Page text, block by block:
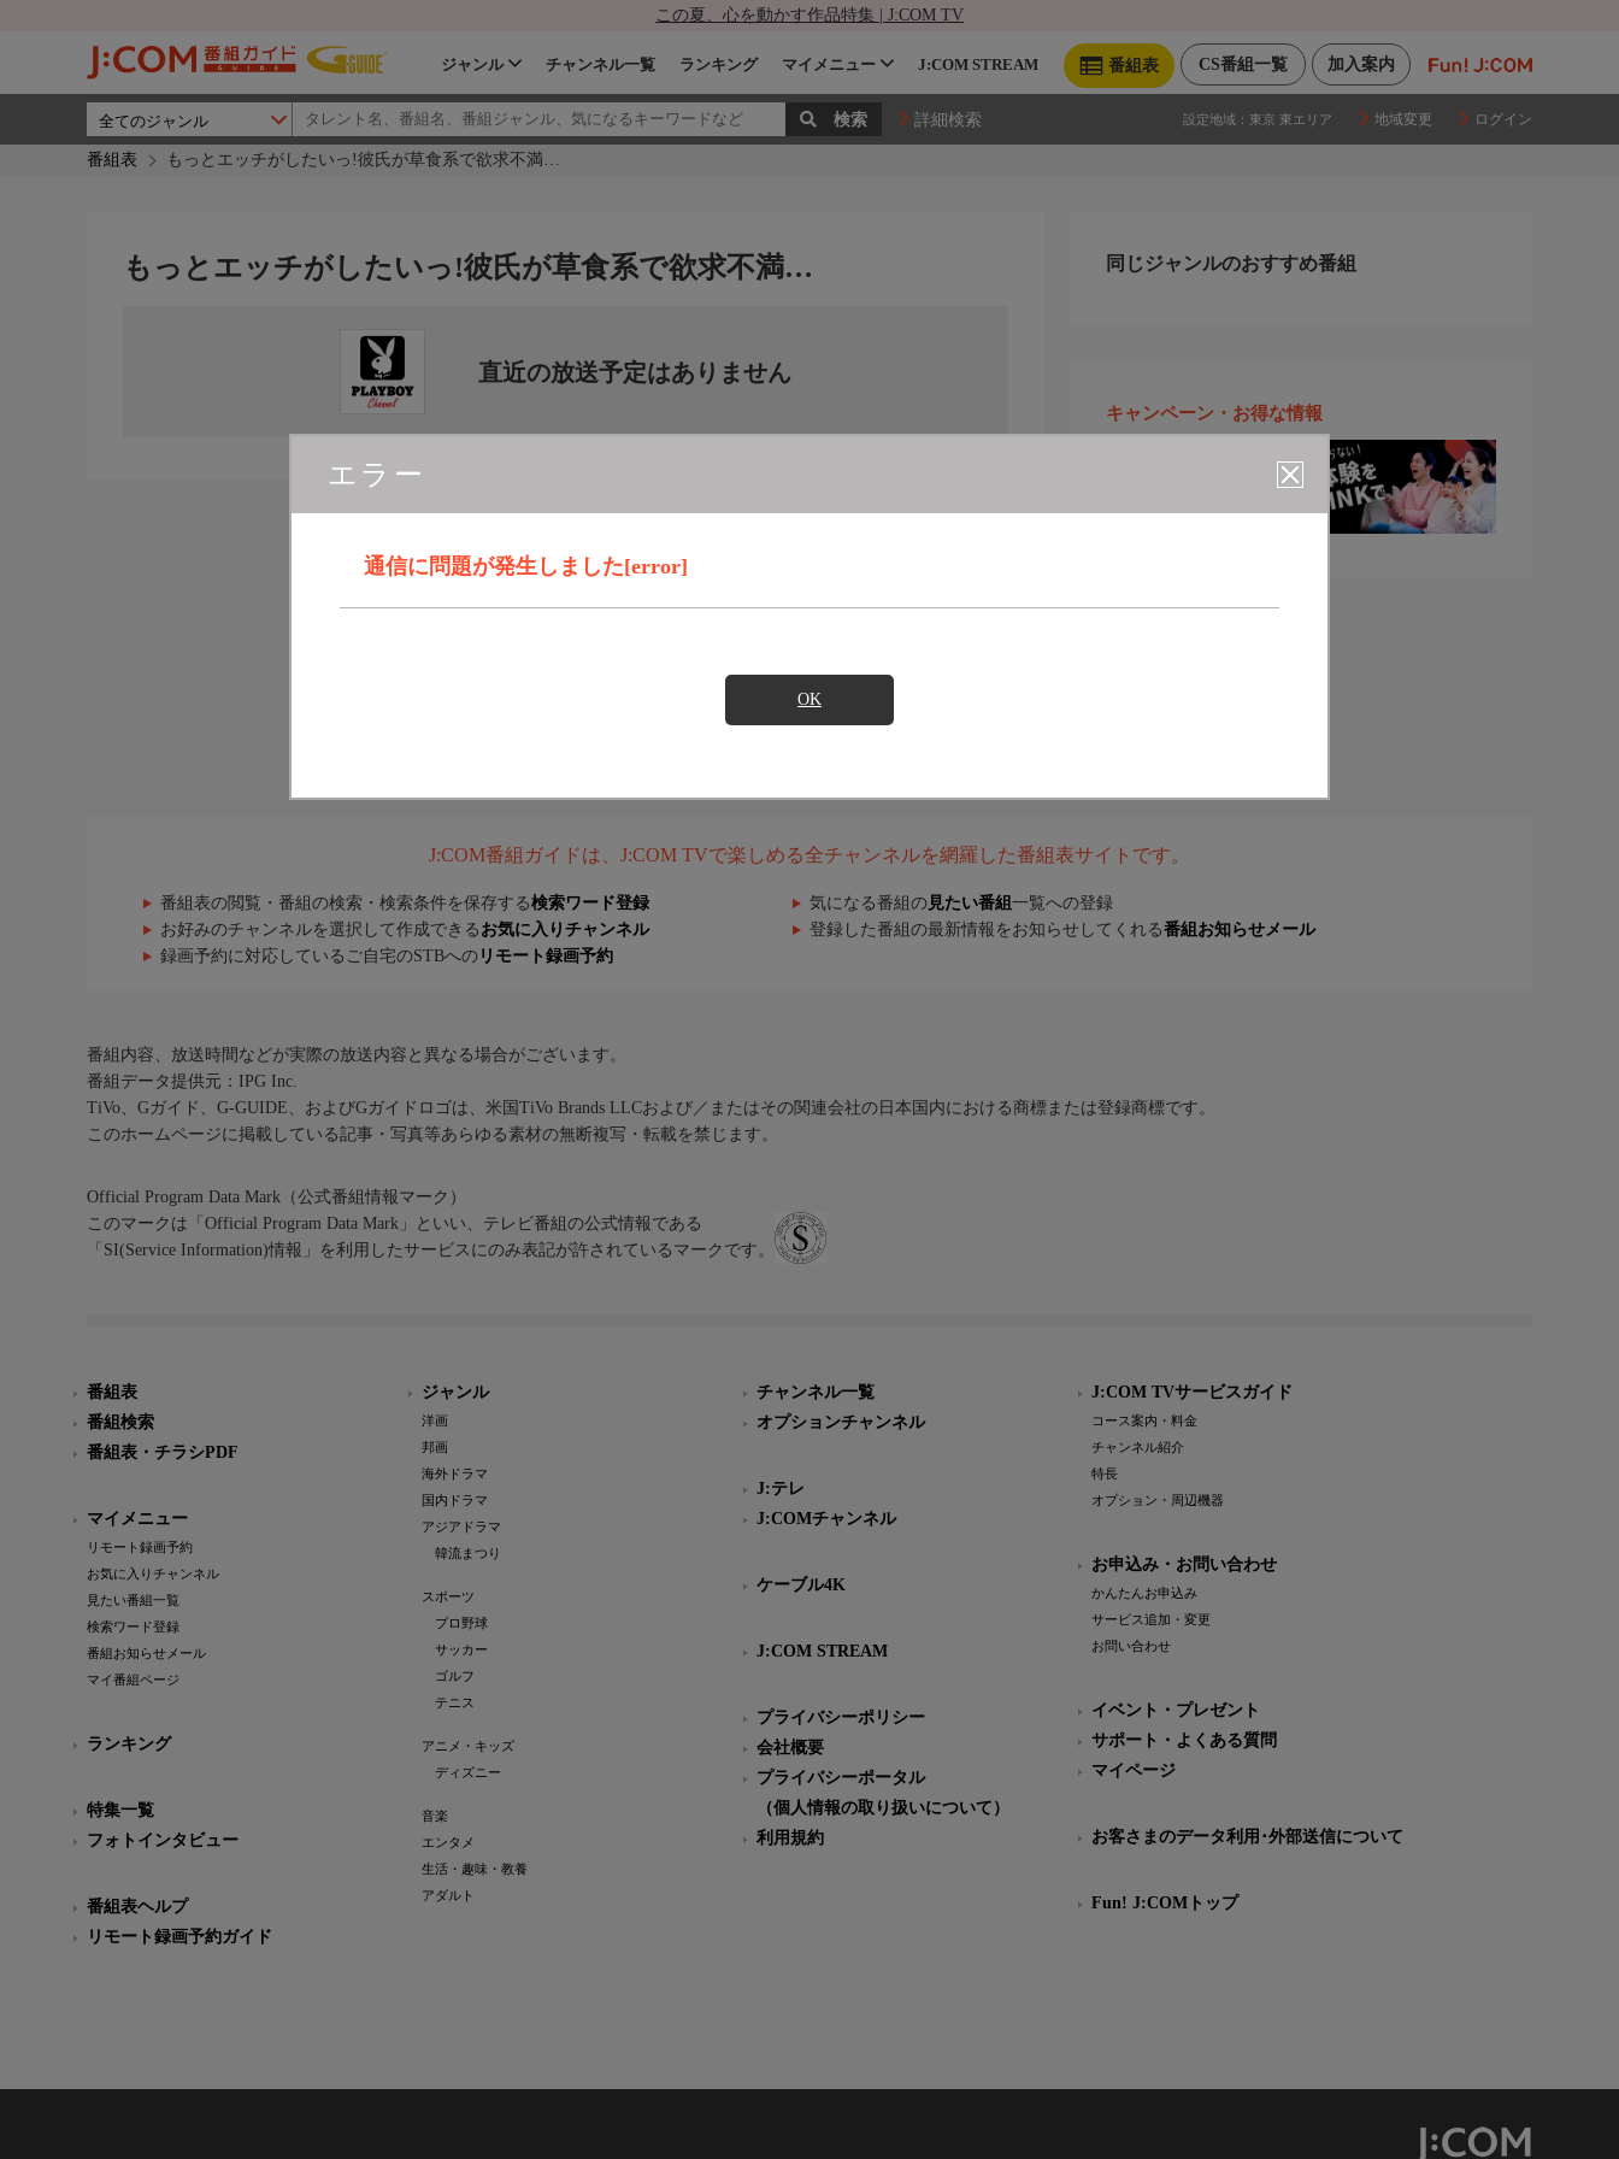
この夏、心を動かす作品特集 | J:COM TV
加入案内
CS番組一覧
番組表
ジャンル チャンネル一覧 ランキング マイメニュー J:COM STREAM
詳細検索 設定地域： 東京 東エリア 地域変更 ログイン
番組表 もっとエッチがしたいっ!彼氏が草食系で欲求不満…
エラー
通信に問題が発生しました[error]
OK
もっとエッチがしたいっ!彼氏が草食系で欲求不満…
直近の放送予定はありません
同じジャンルのおすすめ番組
キャンペーン・お得な情報
J:COM番組ガイドは、J:COM TVで楽しめる全チャンネルを網羅した番組表サイトです。
番組表の閲覧・番組の検索・検索条件を保存する検索ワード登録 気になる番組の 見たい番組 一覧への登録
お好みのチャンネルを選択して作成できる お気に入りチャンネル 登録した番組の最新情報をお知らせしてくれる番組お知らせメール
録画予約に対応しているご自宅のSTBへの リモート録画予約
番組内容、放送時間などが実際の放送内容と異なる場合がございます。
番組データ提供元：IPG Inc.
TiVo、Gガイド、G-GUIDE、およびGガイドロゴは、米国TiVo Brands LLCおよび／またはその関連会社の日本国内における商標または登録商標です。
このホームページに掲載している記事・写真等あらゆる素材の無断複写・転載を禁じます。
Official Program Data Mark（公式番組情報マーク）
このマークは「Official Program Data Mark」といい、テレビ番組の公式情報である
「SI(Service Information)情報」を利用したサービスにのみ表記が許されているマークです。
番組表
番組検索
番組表・チラシPDF
マイメニュー
リモート録画予約
お気に入りチャンネル
見たい番組一覧
検索ワード登録
番組お知らせメール
マイ番組ページ
ランキング
特集一覧
フォトインタビュー
番組表ヘルプ
リモート録画予約ガイド
ジャンル
洋画
邦画
海外ドラマ
国内ドラマ
アジアドラマ
韓流まつり
スポーツ
プロ野球
サッカー
ゴルフ
テニス
アニメ・キッズ
ディズニー
音楽
エンタメ
生活・趣味・教養
アダルト
チャンネル一覧
オプションチャンネル
J:テレ
J:COMチャンネル
ケーブル4K
J:COM STREAM
プライバシーポリシー
会社概要
プライバシーポータル
（個人情報の取り扱いについて）
利用規約
J:COM TVサービスガイド
コース案内・料金
チャンネル紹介
特長
オプション・周辺機器
お申込み・お問い合わせ
かんたんお申込み
サービス追加・変更
お問い合わせ
イベント・プレゼント
サポート・よくある質問
マイページ
お客さまのデータ利用･外部送信について
Fun! J:COMトップ